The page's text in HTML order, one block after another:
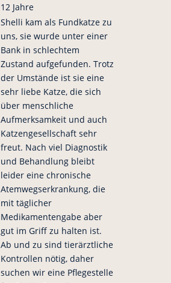
12 Jahre
Shelli kam als Fundkatze zu
uns, sie wurde unter einer
Bank in schlechtem
Zustand aufgefunden. Trotz
der Umstände ist sie eine
sehr liebe Katze, die sich
über menschliche
Aufmerksamkeit und auch
Katzengesellschaft sehr
freut. Nach viel Diagnostik
und Behandlung bleibt
leider eine chronische
Atemwegserkrankung, die
mit täglicher
Medikamentengabe aber
gut im Griff zu halten ist.
Ab und zu sind tierärztliche
Kontrollen nötig, daher
suchen wir eine Pflegestelle